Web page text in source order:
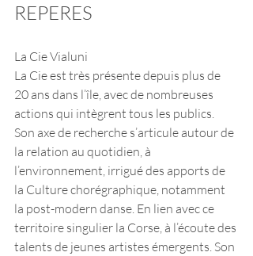
REPERES
La Cie Vialuni
La Cie est très présente depuis plus de
20 ans dans l’île, avec de nombreuses
actions qui intègrent tous les publics.
Son axe de recherche s’articule autour de
la relation au quotidien, à
l’environnement, irrigué des apports de
la Culture chorégraphique, notamment
la post-modern danse. En lien avec ce
territoire singulier la Corse, à l’écoute des
talents de jeunes artistes émergents. Son